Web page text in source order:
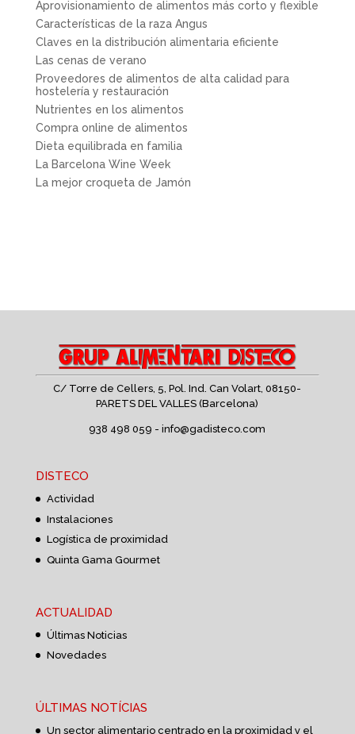
Aprovisionamiento de alimentos más corto y flexible
Características de la raza Angus
Claves en la distribución alimentaria eficiente
Las cenas de verano
Proveedores de alimentos de alta calidad para
hostelería y restauración
Nutrientes en los alimentos
Compra online de alimentos
Dieta equilibrada en familia
La Barcelona Wine Week
La mejor croqueta de Jamón
C/ Torre de Cellers, 5, Pol. Ind. Can Volart,08150-
PARETS DEL VALLES (Barcelona)
938 498 059 -info@gadisteco.com
DISTECO
Actividad
Instalaciones
Logística de proximidad
Quinta Gama Gourmet
ACTUALIDAD
Últimas Noticias
Novedades
ÚLTIMAS NOTÍCIAS
Un sector alimentario centrado en la proximidad y el